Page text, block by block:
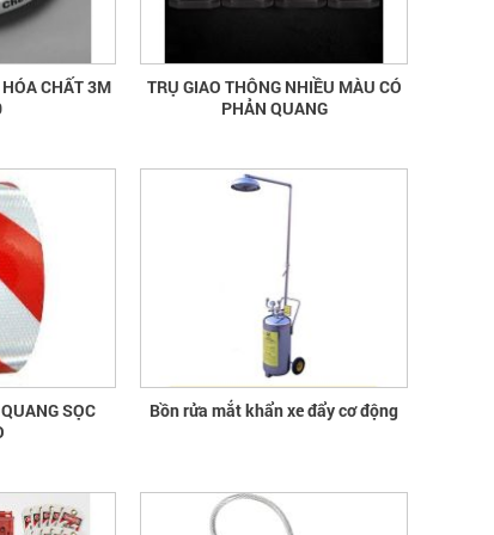
CHẤT 3M
TRỤ GIAO THÔNG NHIỀU MÀU CÓ
PHẢN QUANG
SỌC
Bồn rửa mắt khẩn xe đẩy cơ động